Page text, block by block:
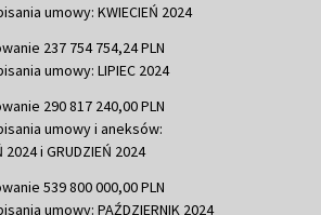
umowy: KWIECIEŃ 2024
237 754 754,24 PLN
umowy: LIPIEC 2024
290 817 240,00 PLN
umowy i aneksów:
2024 i GRUDZIEŃ 2024
539 800 000,00 PLN
umowy: PAŹDZIERNIK 2024